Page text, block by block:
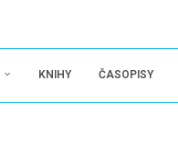
KNIHY ČASOPISY